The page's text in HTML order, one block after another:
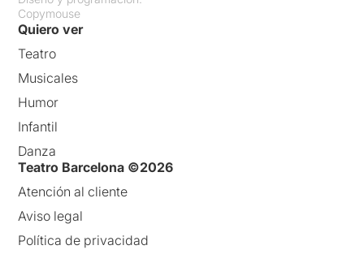
Copymouse
Quiero ver
Teatro
Musicales
Humor
Infantil
Danza
Teatro Barcelona ©2026
Atención al cliente
Aviso legal
Política de privacidad